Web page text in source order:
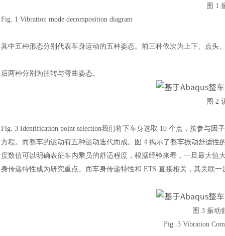
图 1
Fig. 1 Vibration mode decomposition diagram
其中五种形态分别代表车身运动的五种姿态。前三种依次为上下、点头
后两种分别为扭转与弯曲姿态。
图 2
Fig. 3 Identification point selection我们将下车身选取 10 个点，按参与因
方程。而整车的运动有五种运动迭代而成。图 4 揭示了整车振动舒适性
度数值可以明确表征车内乘员的舒适程度，根据经验来看，一旦最大值
身传递特性成为研究重点。而车身传递特性和 ETS 直接相关，其关联
图 3 振动
Fig. 3 Vibration